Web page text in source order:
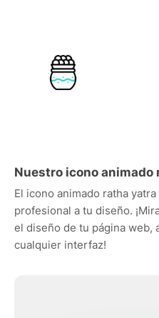
Nuestro icono animado
El icono animado ratha
profesional a tu diseño.
el diseño de tu página web,
cualquier interfaz!